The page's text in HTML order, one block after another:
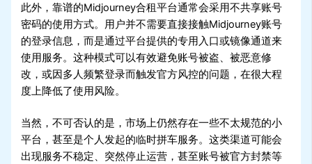
此外，靠谱的Midjourney合租平台通常会采用不共享账号
密码的使用方式。用户并不需要直接接触Midjourney账号
的登录信息，而是通过平台提供的专用入口或镜像通道来
使用服务。这种模式可以有效避免账号被盗、被恶意修
改，或因多人频繁登录而触发官方风控的问题，在很大程
度上降低了使用风险。
当然，不可否认的是，市场上仍然存在一些不太规范的小
平台，甚至是个人发起的临时拼车服务。这类渠道可能会
出现服务不稳定、突然停止运营，甚至账号被官方封禁等